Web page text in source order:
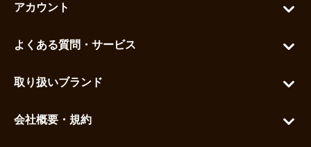
アカウント
お気に入りを見る
よくある質問・サービス
ご利用ガイド
取り扱いブランド
会社概要・規約